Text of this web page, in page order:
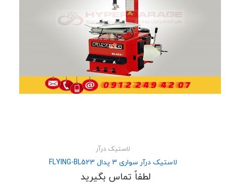
لاستیک درآر
لاستیک درآر سواری 3 پدال FLYING-BL523
لطفاً تماس بگیرید